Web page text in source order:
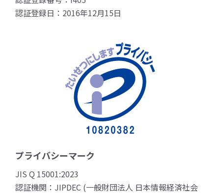
認証登録日：2016年12月15日
プライバシーマーク
JIS Q 15001:2023
認証機関：JIPDEC (一般財団法人 日本情報経済社会